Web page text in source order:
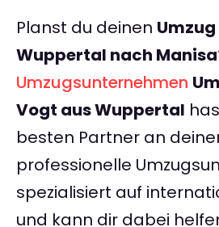
Planst du deinen
Wuppertal nach Manisa
Umzugsunternehmen
Vogt aus Wuppertal
besten Partner an
professionelle
spezialisiert auf
und kann dir dabei